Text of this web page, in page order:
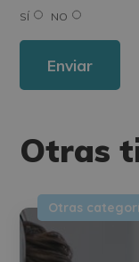
los productos
interés.
Derechos: Puede
Para más información
SÍ NO
Otras
Otras